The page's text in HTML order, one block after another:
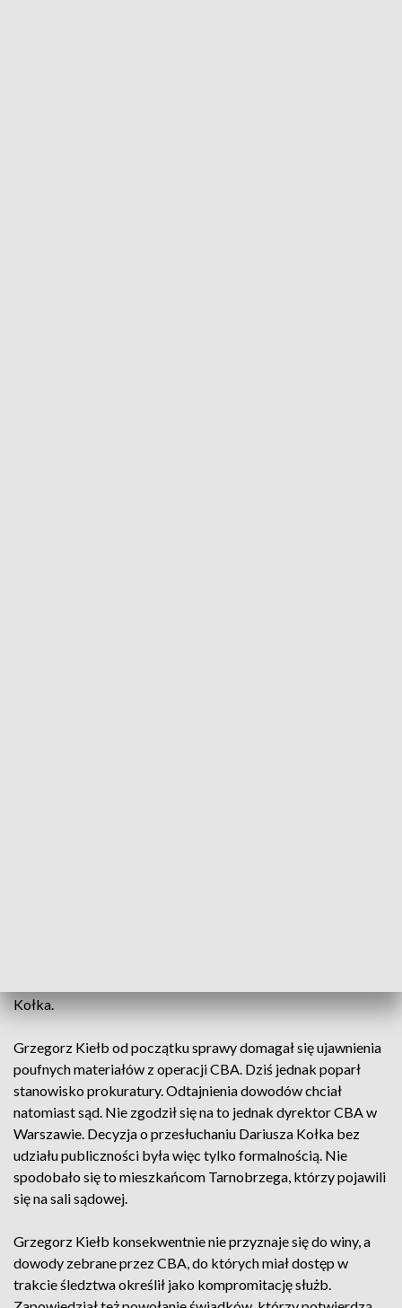
Kołka.
Grzegorz Kiełb od początku sprawy domagał się ujawnienia
poufnych materiałów z operacji CBA. Dziś jednak poparł
stanowisko prokuratury. Odtajnienia dowodów chciał
natomiast sąd. Nie zgodził się na to jednak dyrektor CBA w
Warszawie. Decyzja o przesłuchaniu Dariusza Kołka bez
udziału publiczności była więc tylko formalnością. Nie
spodobało się to mieszkańcom Tarnobrzega, którzy pojawili
się na sali sądowej.
Grzegorz Kiełb konsekwentnie nie przyznaje się do winy, a
dowody zebrane przez CBA, do których miał dostęp w
trakcie śledztwa określił jako kompromitację służb.